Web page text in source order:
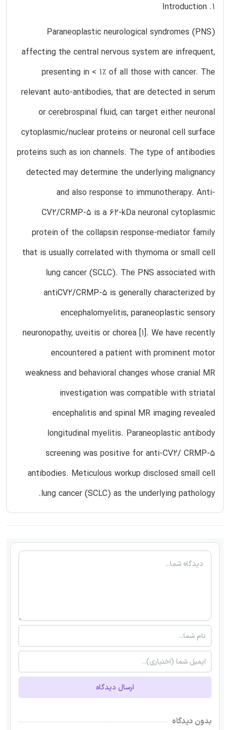
1. Introduction
Paraneoplastic neurological syndromes (PNS)
affecting the central nervous system are infrequent,
presenting in < 1% of all those with cancer. The
relevant auto-antibodies, that are detected in serum
or cerebrospinal fluid, can target either neuronal
cytoplasmic/nuclear proteins or neuronal cell surface
proteins such as ion channels. The type of antibodies
detected may determine the underlying malignancy
and also response to immunotherapy. Anti-
CV2/CRMP-5 is a 62-kDa neuronal cytoplasmic
protein of the collapsin response-mediator family
that is usually correlated with thymoma or small cell
lung cancer (SCLC). The PNS associated with
antiCV2/CRMP-5 is generally characterized by
encephalomyelitis, paraneoplastic sensory
neuronopathy, uveitis or chorea [1]. We have recently
encountered a patient with prominent motor
weakness and behavioral changes whose cranial MR
investigation was compatible with striatal
encephalitis and spinal MR imaging revealed
longitudinal myelitis. Paraneoplastic antibody
screening was positive for anti-CV2/ CRMP-5
antibodies. Meticulous workup disclosed small cell
lung cancer (SCLC) as the underlying pathology.
ارسال دیدگاه
بدون دیدگاه